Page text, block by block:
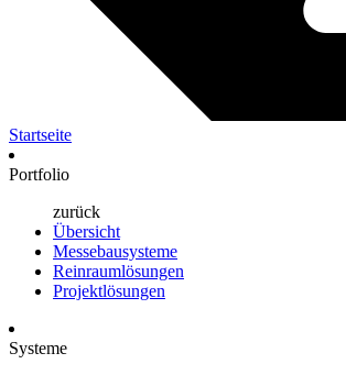
Startseite
Portfolio
zurück
Übersicht
Messebausysteme
Reinraumlösungen
Projektlösungen
Systeme